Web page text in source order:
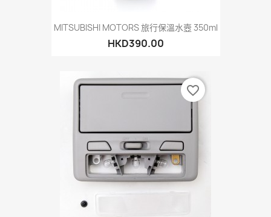
MITSUBISHI MOTORS 旅行保溫水壼 350ml
HKD390.00
favorite_border